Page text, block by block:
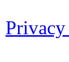
Privacy